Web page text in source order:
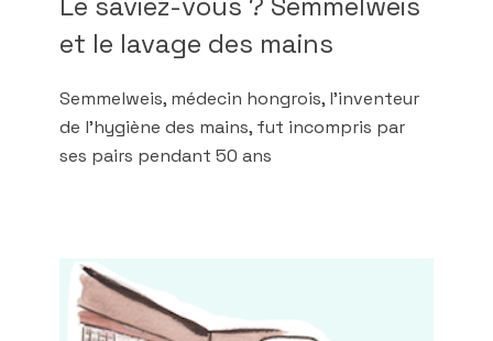
et le lavage des mains
Semmelweis, médecin hongrois, l’inventeur
de l’hygiène des mains, fut incompris par
ses pairs pendant 50 ans